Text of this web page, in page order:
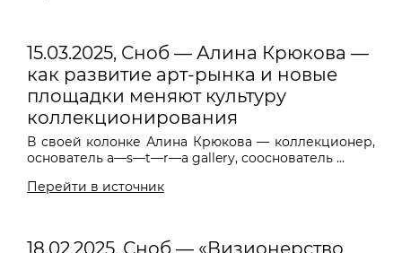
15.03.2025, Сноб — Алина Крюкова —
как развитие арт-рынка и новые
площадки меняют культуру
коллекционирования
В своей колонке Алина Крюкова — коллекционер,
основатель a—s—t—r—a gallery, сооснователь ...
Перейти в источник
18.02.2025, Сноб — «Визионерство